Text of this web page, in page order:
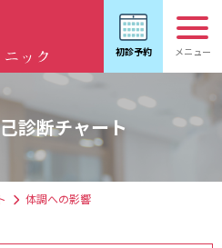
診断チャート
体調への影響